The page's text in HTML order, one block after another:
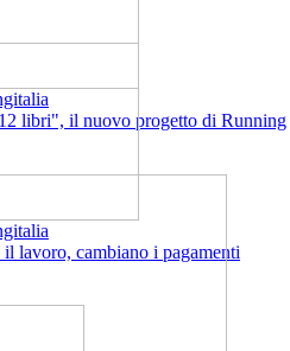
libri", il nuovo progetto di Running
lavoro, cambiano i pagamenti